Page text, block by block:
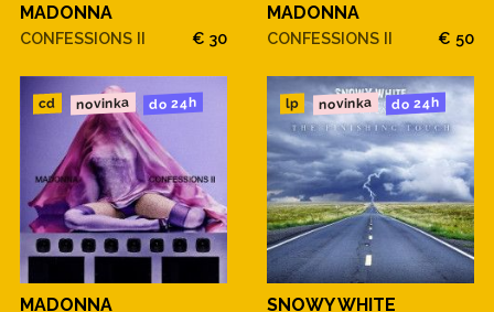
MADONNA
CONFESSIONS II € 30
MADONNA
CONFESSIONS II € 50
cd novinka do 24h
MADONNA
lp novinka do 24h
SNOWY WHITE